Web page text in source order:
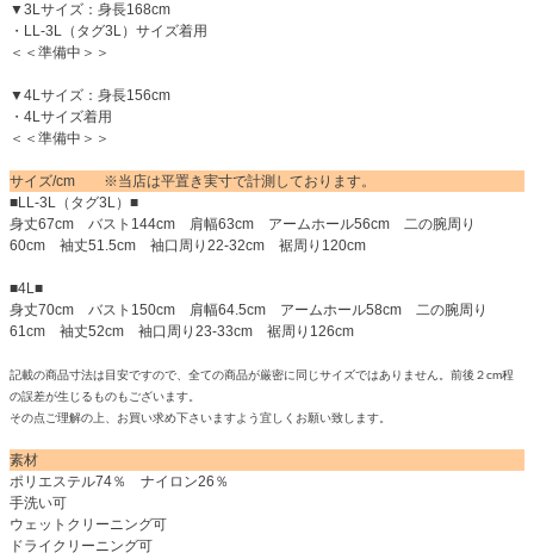
▼3Lサイズ：身長168cm
・LL-3L（タグ3L）サイズ着用
＜＜準備中＞＞
▼4Lサイズ：身長156cm
・4Lサイズ着用
＜＜準備中＞＞
サイズ/cm ※当店は平置き実寸で計測しております。
■LL-3L（タグ3L）■
身丈67cm バスト144cm 肩幅63cm アームホール56cm 二の腕周り
60cm 袖丈51.5cm 袖口周り22-32cm 裾周り120cm
■4L■
身丈70cm バスト150cm 肩幅64.5cm アームホール58cm 二の腕周り
61cm 袖丈52cm 袖口周り23-33cm 裾周り126cm
記載の商品寸法は目安ですので、全ての商品が厳密に同じサイズではありません。前後２cm程
の誤差が生じるものもございます。
その点ご理解の上、お買い求め下さいますよう宜しくお願い致します。
素材
ポリエステル74％ ナイロン26％
手洗い可
ウェットクリーニング可
ドライクリーニング可